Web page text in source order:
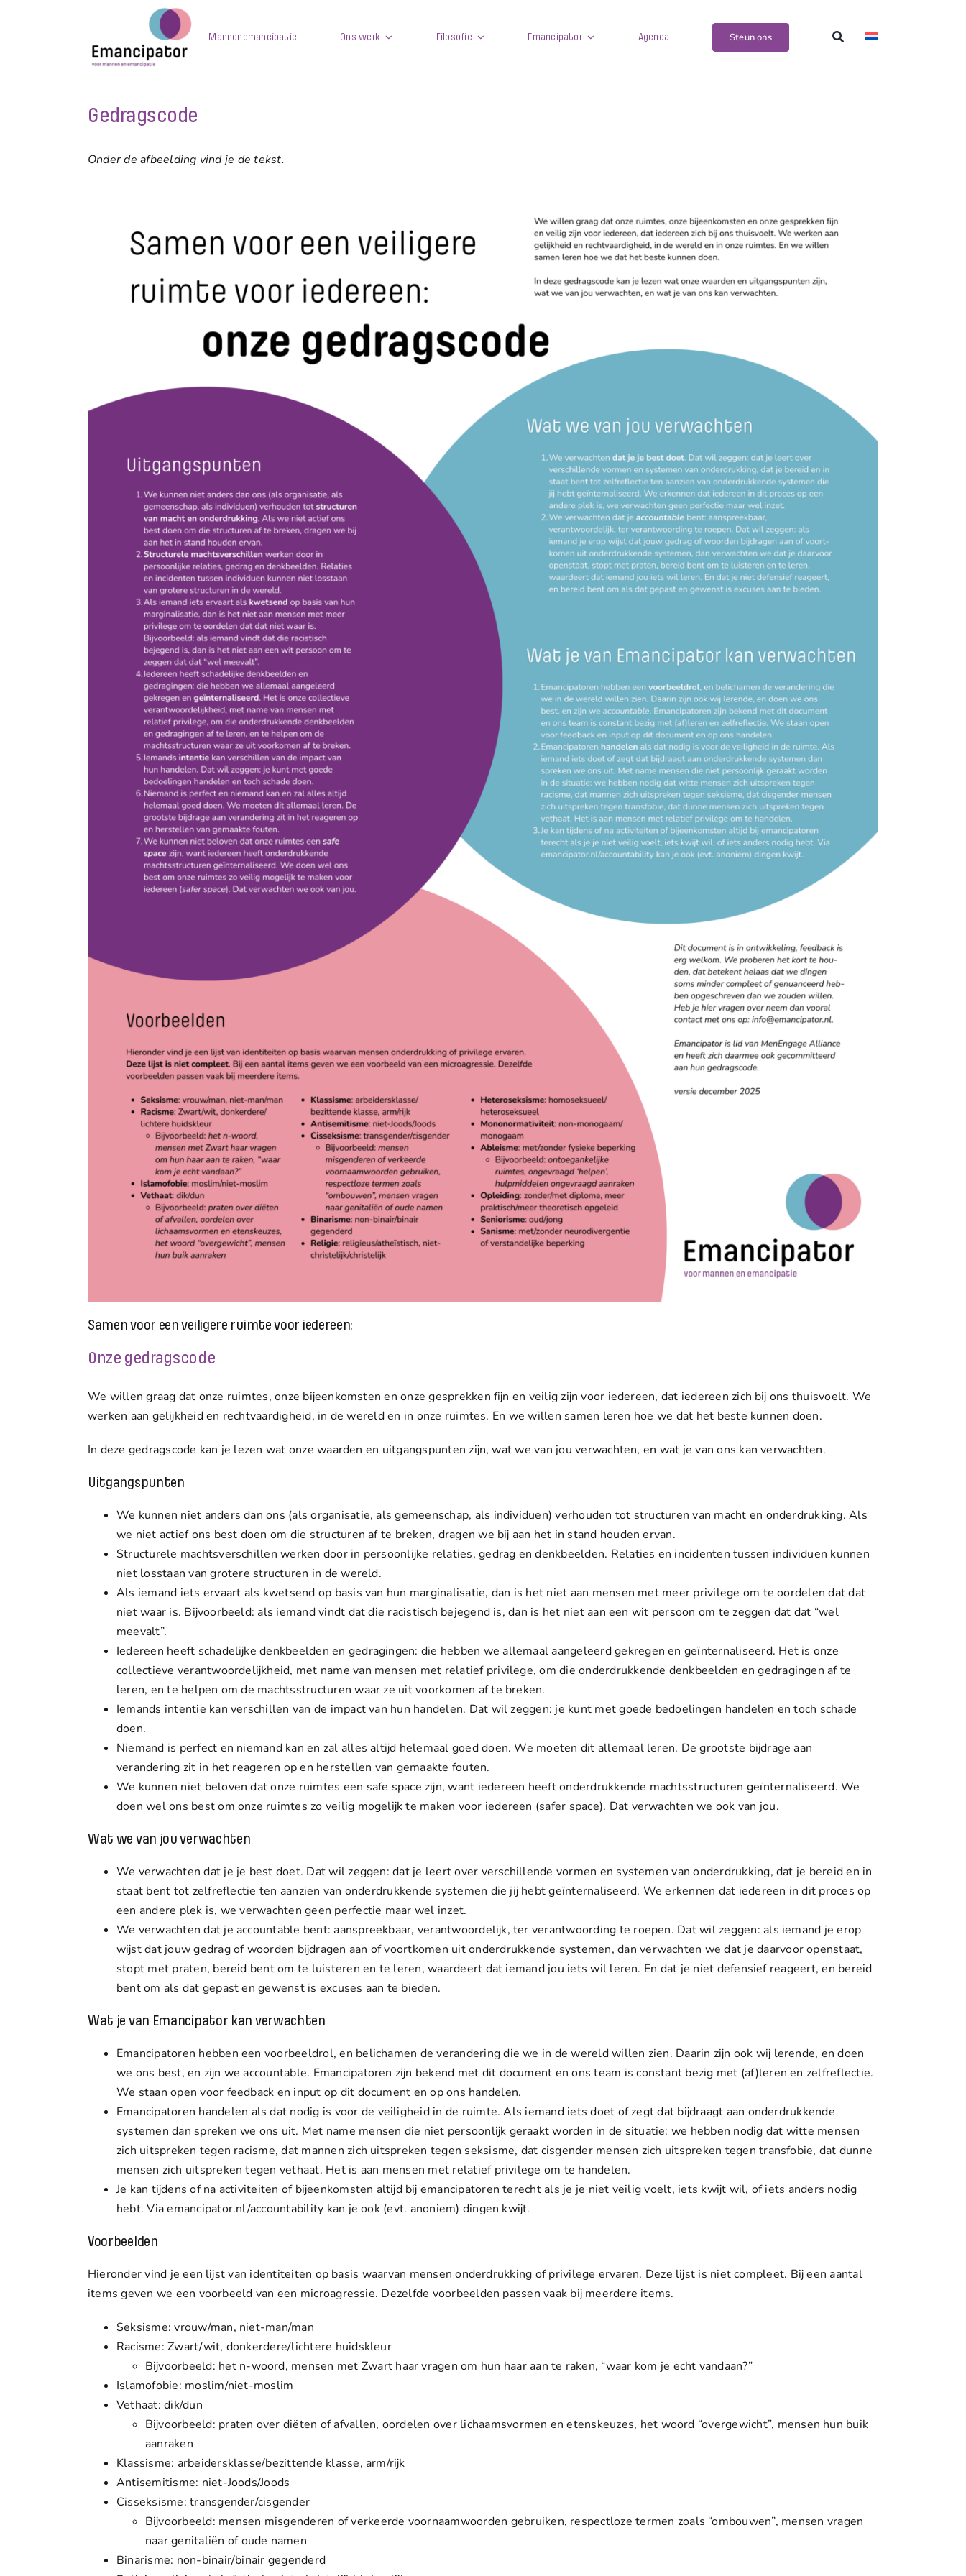
Mannenemancipatie Ons werk Filosofie Emancipator Agenda Steun ons
Gedragscode
Onder de afbeelding vind je de tekst.
Samen voor een veiligere ruimte voor iedereen:
Onze gedragscode
We willen graag dat onze ruimtes, onze bijeenkomsten en onze gesprekken fijn en veilig zijn voor iedereen, dat iedereen zich bij ons thuisvoelt. We
werken aan gelijkheid en rechtvaardigheid, in de wereld en in onze ruimtes. En we willen samen leren hoe we dat het beste kunnen doen.
In deze gedragscode kan je lezen wat onze waarden en uitgangspunten zijn, wat we van jou verwachten, en wat je van ons kan verwachten.
Uitgangspunten
We kunnen niet anders dan ons (als organisatie, als gemeenschap, als individuen) verhouden tot structuren van macht en onderdrukking. Als
we niet actief ons best doen om die structuren af te breken, dragen we bij aan het in stand houden ervan.
Structurele machtsverschillen werken door in persoonlijke relaties, gedrag en denkbeelden. Relaties en incidenten tussen individuen kunnen
niet losstaan van grotere structuren in de wereld.
Als iemand iets ervaart als kwetsend op basis van hun marginalisatie, dan is het niet aan mensen met meer privilege om te oordelen dat dat
niet waar is. Bijvoorbeeld: als iemand vindt dat die racistisch bejegend is, dan is het niet aan een wit persoon om te zeggen dat dat “wel
meevalt”.
Iedereen heeft schadelijke denkbeelden en gedragingen: die hebben we allemaal aangeleerd gekregen en geïnternaliseerd. Het is onze
collectieve verantwoordelijkheid, met name van mensen met relatief privilege, om die onderdrukkende denkbeelden en gedragingen af te
leren, en te helpen om de machtsstructuren waar ze uit voorkomen af te breken.
Iemands intentie kan verschillen van de impact van hun handelen. Dat wil zeggen: je kunt met goede bedoelingen handelen en toch schade
doen.
Niemand is perfect en niemand kan en zal alles altijd helemaal goed doen. We moeten dit allemaal leren. De grootste bijdrage aan
verandering zit in het reageren op en herstellen van gemaakte fouten.
We kunnen niet beloven dat onze ruimtes een safe space zijn, want iedereen heeft onderdrukkende machtsstructuren geïnternaliseerd. We
doen wel ons best om onze ruimtes zo veilig mogelijk te maken voor iedereen (safer space). Dat verwachten we ook van jou.
Wat we van jou verwachten
We verwachtendat je je best doet. Dat wil zeggen: dat je leert over verschillende vormen en systemen van onderdrukking, dat je bereid en in
staat bent tot zelfreflectie ten aanzien van onderdrukkende systemen die jij hebt geïnternaliseerd. We erkennen dat iedereen in dit proces op
een andere plek is, we verwachten geen perfectie maar wel inzet.
We verwachten dat je accountable bent: aanspreekbaar, verantwoordelijk, ter verantwoording te roepen. Dat wil zeggen: als iemand je erop
wijst dat jouw gedrag of woorden bijdragen aan of voortkomen uit onderdrukkende systemen, dan verwachten we dat je daarvoor openstaat,
stopt met praten, bereid bent om te luisteren en te leren, waardeert dat iemand jou iets wil leren. En dat je niet defensief reageert, en bereid
bent om als dat gepast en gewenst is excuses aan te bieden.
Wat je van Emancipator kan verwachten
Emancipatoren hebben een voorbeeldrol, en belichamen de verandering die we in de wereld willen zien. Daarin zijn ook wij lerende, en doen
we ons best, en zijn we accountable. Emancipatoren zijn bekend met dit document en ons team is constant bezig met (af)leren en zelfreflectie.
We staan open voor feedback en input op dit document en op ons handelen.
Emancipatoren handelen als dat nodig is voor de veiligheid in de ruimte. Als iemand iets doet of zegt dat bijdraagt aan onderdrukkende
systemen dan spreken we ons uit. Met name mensen die niet persoonlijk geraakt worden in de situatie: we hebben nodig dat witte mensen
zich uitspreken tegen racisme, dat mannen zich uitspreken tegen seksisme, dat cisgender mensen zich uitspreken tegen transfobie, dat dunne
mensen zich uitspreken tegen vethaat. Het is aan mensen met relatief privilege om te handelen.
Je kan tijdens of na activiteiten of bijeenkomsten altijd bij emancipatoren terecht als je je niet veilig voelt, iets kwijt wil, of iets anders nodig
hebt. Via emancipator.nl/accountability kan je ook (evt. anoniem) dingen kwijt.
Voorbeelden
Hieronder vind je een lijst van identiteiten op basis waarvan mensen onderdrukking of privilege ervaren. Deze lijst is niet compleet. Bij een aantal
items geven we een voorbeeld van een microagressie. Dezelfde voorbeelden passen vaak bij meerdere items.
Seksisme: vrouw/man, niet-man/man
Racisme: Zwart/wit, donkerdere/lichtere huidskleur
Bijvoorbeeld: het n-woord, mensen met Zwart haar vragen om hun haar aan te raken, “waar kom je echt vandaan?”
Islamofobie: moslim/niet-moslim
Vethaat: dik/dun
Bijvoorbeeld: praten over diëten of afvallen, oordelen over lichaamsvormen en etenskeuzes, het woord “overgewicht”, mensen hun buik
aanraken
Klassisme: arbeidersklasse/bezittende klasse, arm/rijk
Antisemitisme: niet-Joods/Joods
Cisseksisme: transgender/cisgender
Bijvoorbeeld: mensen misgenderen of verkeerde voornaamwoorden gebruiken, respectloze termen zoals “ombouwen”, mensen vragen
naar genitaliën of oude namen
Binarisme: non-binair/binair gegenderd